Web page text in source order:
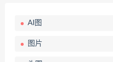
AI图
图片